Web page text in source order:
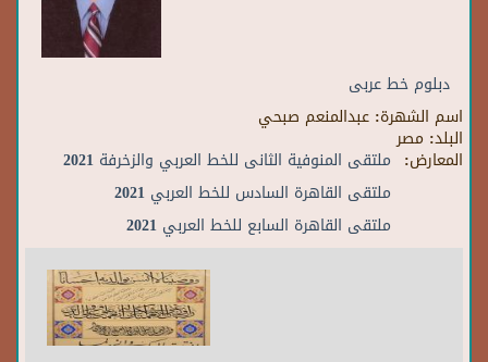
دبلوم خط عربى
اسم الشهرة: عبدالمنعم صبحي
البلد: مصر
المعارض: ملتقى المنوفية الثانى للخط العربي والزخرفة 2021
ملتقى القاهرة السادس للخط العربي 2021
ملتقى القاهرة السابع للخط العربي 2021